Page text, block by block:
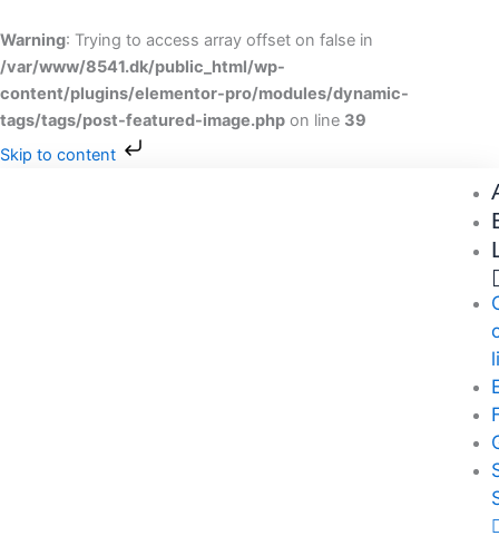
Warning: Trying to access array offset on false in
/var/www/8541.dk/public_html/wp-
content/plugins/elementor-pro/modules/dynamic-
tags/tags/post-featured-image.php on line 39
Skip to content
til
indholdet